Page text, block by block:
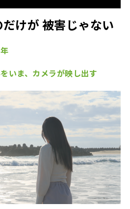
けが 被害じゃない
いま、カメラが映し出す